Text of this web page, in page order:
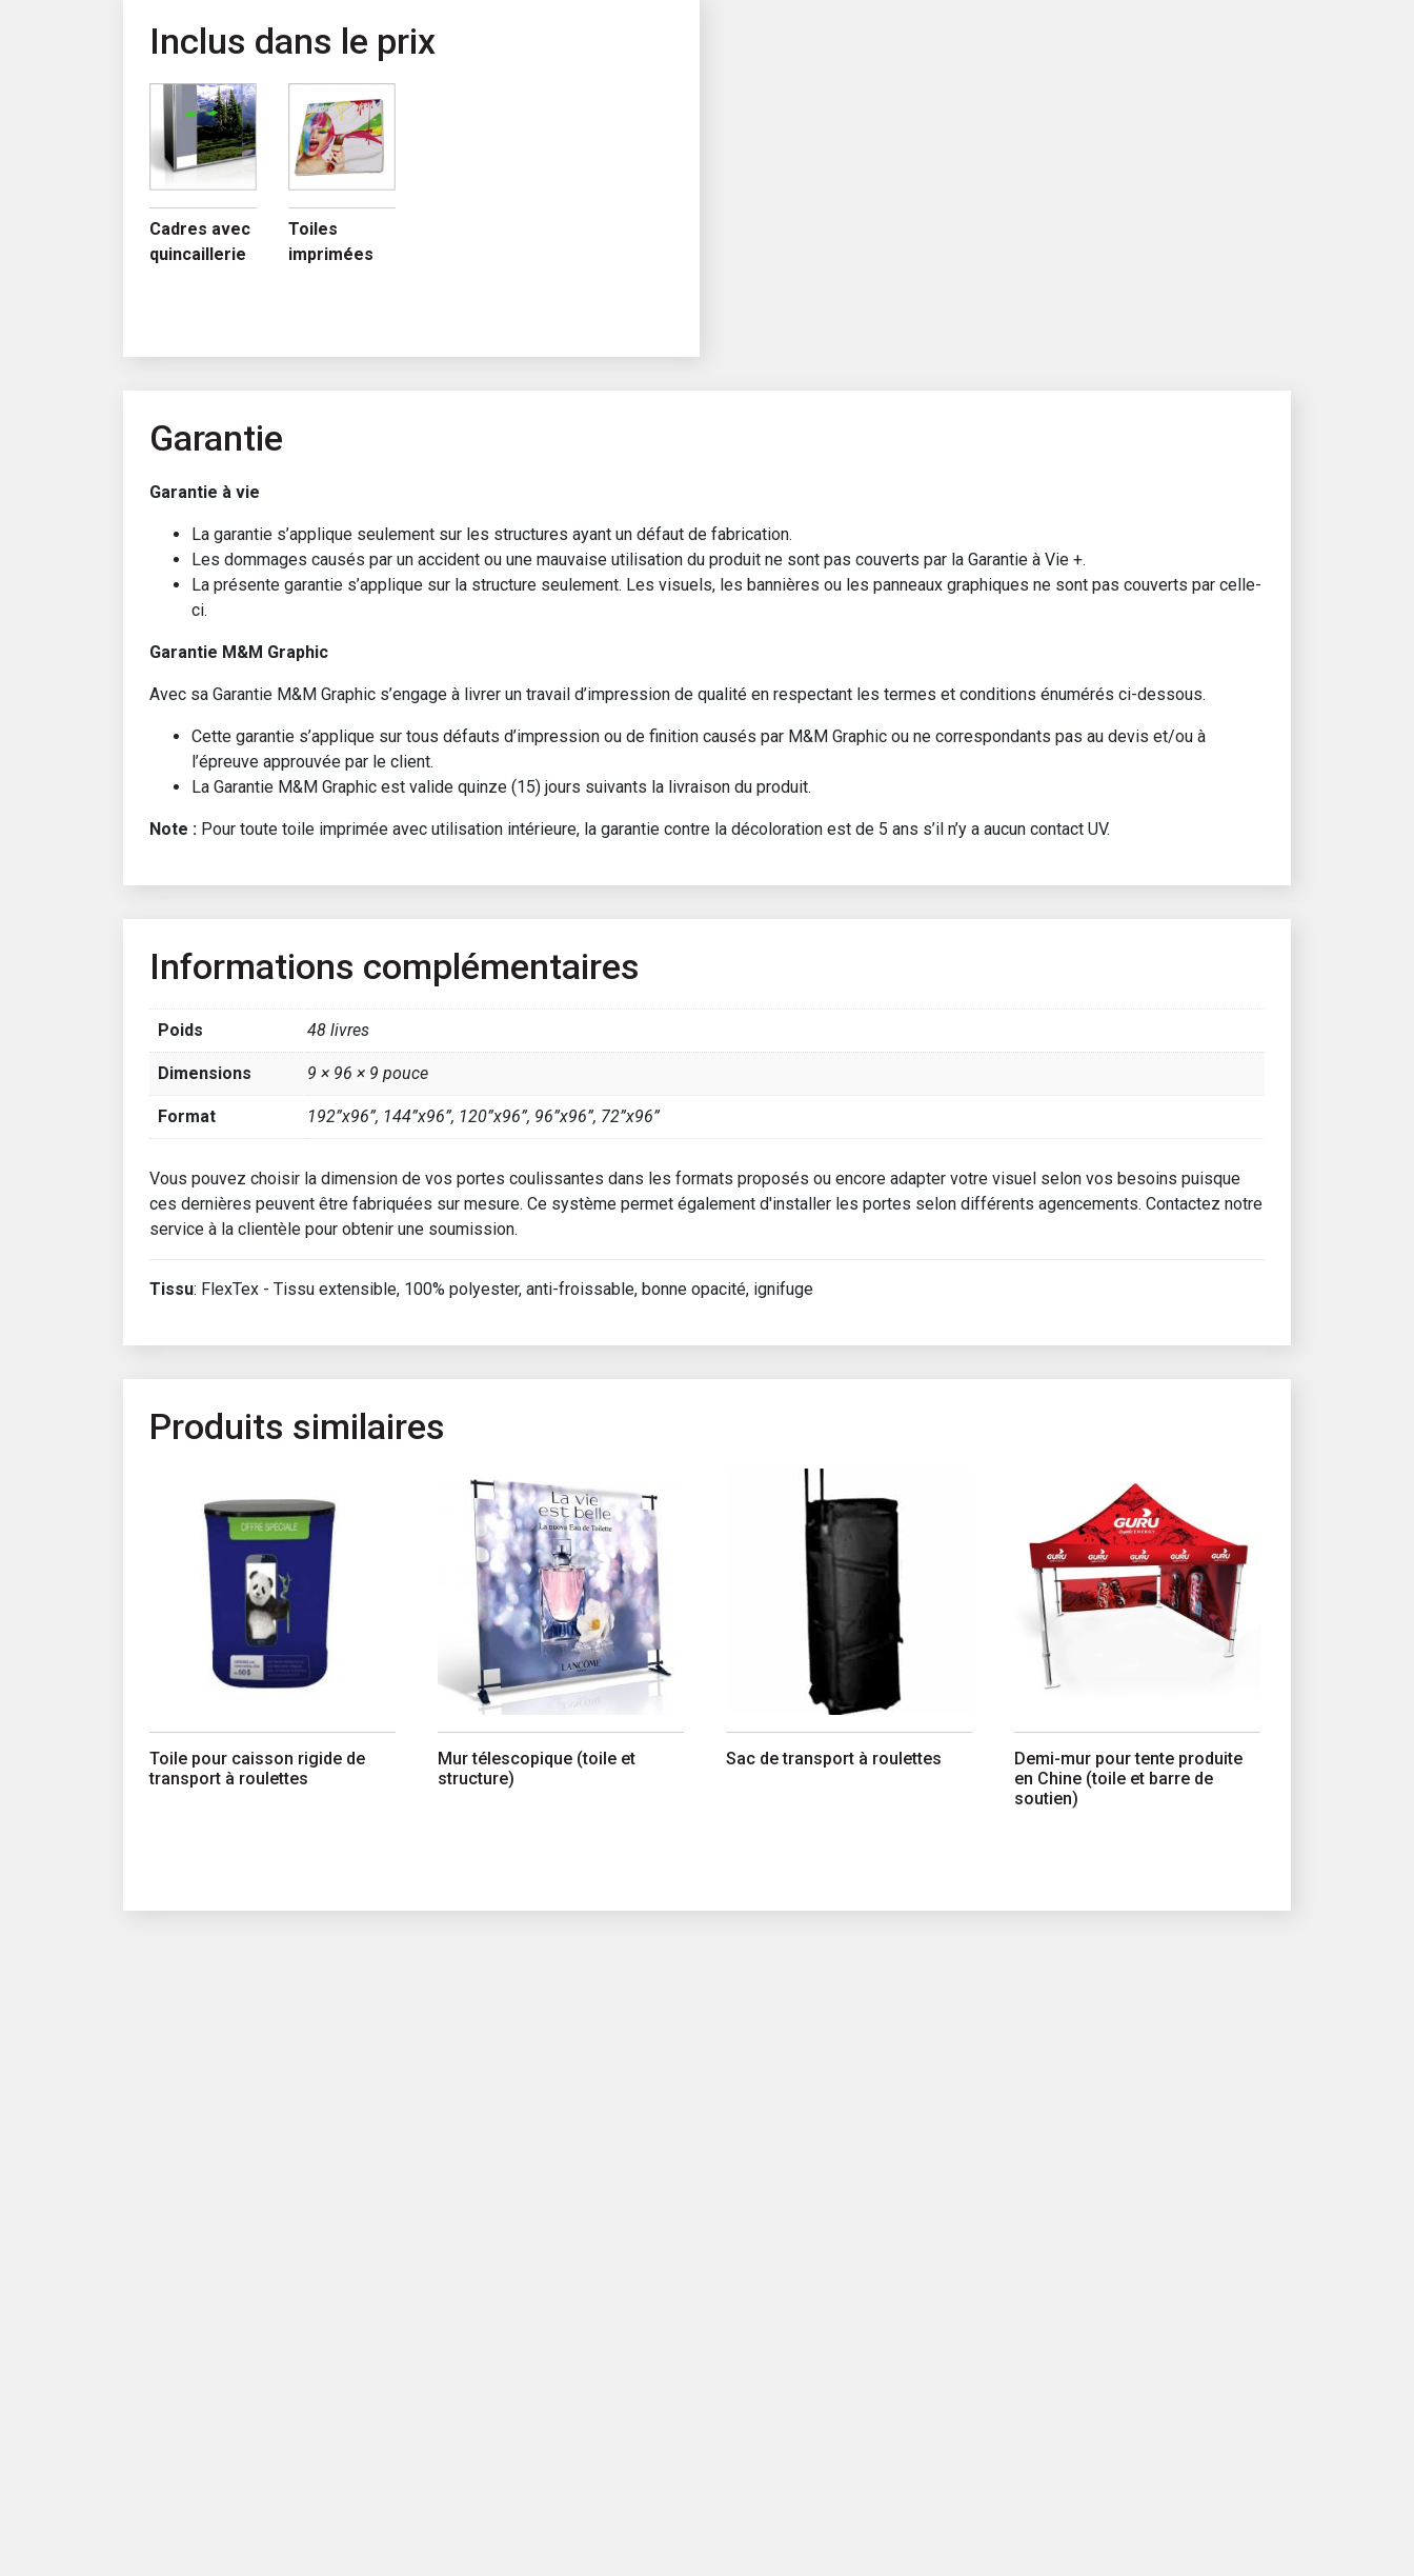
Inclus dans le prix
Cadres avec
quincaillerie
Toiles
imprimées
Informations complémentaires
Poids 48 livres
Dimensions 9 × 96 × 9 pouce
Format 192”x96”, 144”x96”, 120”x96”, 96”x96”, 72”x96”
Vous pouvez choisir la dimension de vos portes coulissantes dans les formats proposés ou encore adapter votre visuel selon vos besoins puisque
ces dernières peuvent être fabriquées sur mesure. Ce système permet également d'installer les portes selon différents agencements. Contactez notre
service à la clientèle pour obtenir une soumission.
Tissu: FlexTex - Tissu extensible, 100% polyester, anti-froissable, bonne opacité, ignifuge
Produits similaires
Toile pour caisson rigide de
transport à roulettes
Mur télescopique (toile et
structure)
Ce produit a plusieurs variations. Les options peuvent être choisies sur la page du produit
Sac de transport à roulettes
Demi-mur pour tente produite
en Chine (toile et barre de
soutien)
Ce produit a plusieurs variations. Les options
Garantie
Garantie à vie
La garantie s’applique seulement sur les structures ayant un défaut de fabrication.
Les dommages causés par un accident ou une mauvaise utilisation du produit ne sont pas couverts par la Garantie à Vie +.
La présente garantie s’applique sur la structure seulement. Les visuels, les bannières ou les panneaux graphiques ne sont pas couverts par celle-
ci.
Garantie M&M Graphic
Avec sa Garantie M&M Graphic s’engage à livrer un travail d’impression de qualité en respectant les termes et conditions énumérés ci-dessous.
Cette garantie s’applique sur tous défauts d’impression ou de finition causés par M&M Graphic ou ne correspondants pas au devis et/ou à
l’épreuve approuvée par le client.
La Garantie M&M Graphic est valide quinze (15) jours suivants la livraison du produit.
Note : Pour toute toile imprimée avec utilisation intérieure, la garantie contre la décoloration est de 5 ans s’il n’y a aucun contact UV.